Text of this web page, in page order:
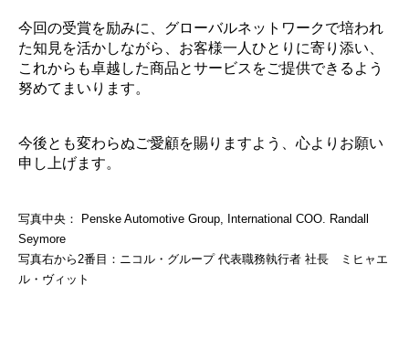
今回の受賞を励みに、グローバルネットワークで培われ
た知見を活かしながら、お客様一人ひとりに寄り添い、
これからも卓越した商品とサービスをご提供できるよう
努めてまいります。
今後とも変わらぬご愛顧を賜りますよう、心よりお願い
申し上げます。
写真中央： Penske Automotive Group, International COO. Randall
Seymore
写真右から2番目：ニコル・グループ 代表職務執行者 社長 ミヒャエ
ル・ヴィット